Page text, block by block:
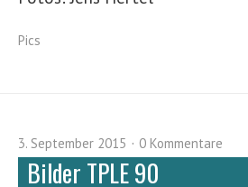
Pics
3. September 2015 0 Kommentare
Bilder TPLE 90